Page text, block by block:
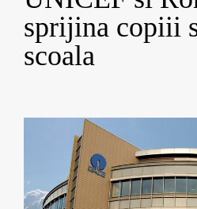
sprijina copiii
scoala